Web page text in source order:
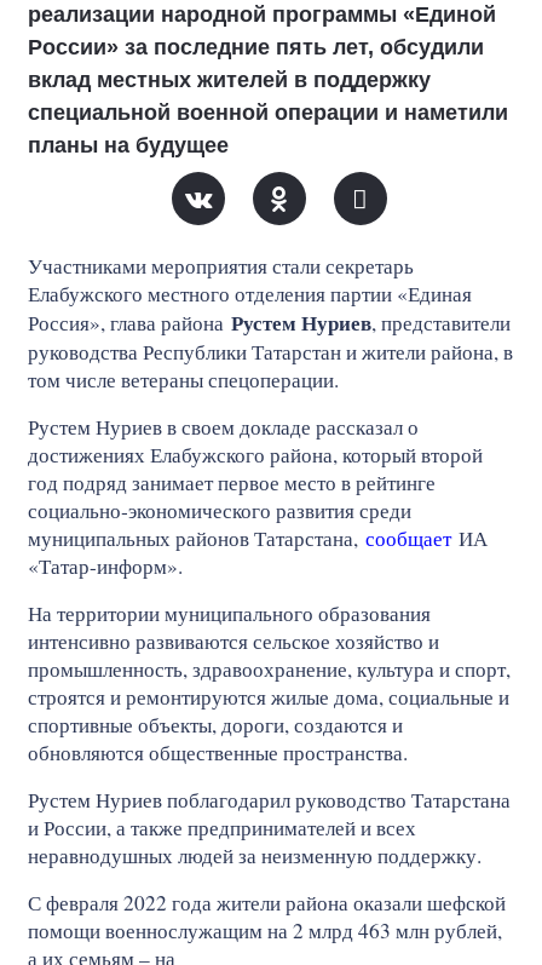
реализации народной программы «Единой
России» за последние пять лет, обсудили
вклад местных жителей в поддержку
специальной военной операции и наметили
планы на будущее
Участниками мероприятия стали секретарь
Елабужского местного отделения партии «Единая
Россия», глава района Рустем Нуриев, представители
руководства Республики Татарстан и жители района, в
том числе ветераны спецоперации.
Рустем Нуриев в своем докладе рассказал о
достижениях Елабужского района, который второй
год подряд занимает первое место в рейтинге
социально‑экономического развития среди
муниципальных районов Татарстана, сообщаетИА
«Татар-информ».
На территории муниципального образования
интенсивно развиваются сельское хозяйство и
промышленность, здравоохранение, культура и спорт,
строятся и ремонтируются жилые дома, социальные и
спортивные объекты, дороги, создаются и
обновляются общественные пространства.
Рустем Нуриев поблагодарил руководство Татарстана
и России, а также предпринимателей и всех
неравнодушных людей за неизменную поддержку.
С февраля 2022 года жители района оказали шефской
помощи военнослужащим на 2 млрд 463 млн рублей,
а их семьям – на